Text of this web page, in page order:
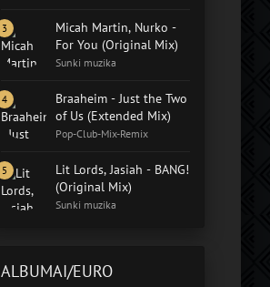
Micah Martin, Nurko -
For You (Original Mix)
Sunki muzika
Braaheim - Just the Two
of Us (Extended Mix)
Pop-Club-Mix-Remix
Lit Lords, Jasiah - BANG!
(Original Mix)
Sunki muzika
ALBUMAI/EURO